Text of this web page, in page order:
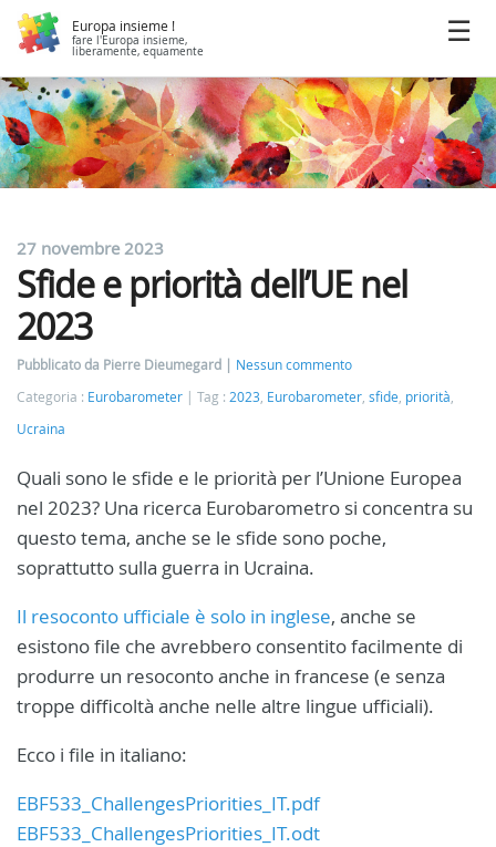
Europa insieme !
fare l'Europa insieme,
liberamente, equamente
27 novembre 2023
Sfide e priorità dell’UE nel
2023
Pubblicato da Pierre Dieumegard
Nessun commento
Categoria : Eurobarometer Tag : 2023, Eurobarometer, sfide, priorità,
Ucraina
Quali sono le sfide e le priorità per l’Unione Europea
nel 2023? Una ricerca Eurobarometro si concentra su
questo tema, anche se le sfide sono poche,
soprattutto sulla guerra in Ucraina.
Il resoconto ufficiale è solo in inglese, anche se
esistono file che avrebbero consentito facilmente di
produrre un resoconto anche in francese (e senza
troppe difficoltà anche nelle altre lingue ufficiali).
Ecco i file in italiano:
EBF533_ChallengesPriorities_IT.pdf
EBF533_ChallengesPriorities_IT.odt